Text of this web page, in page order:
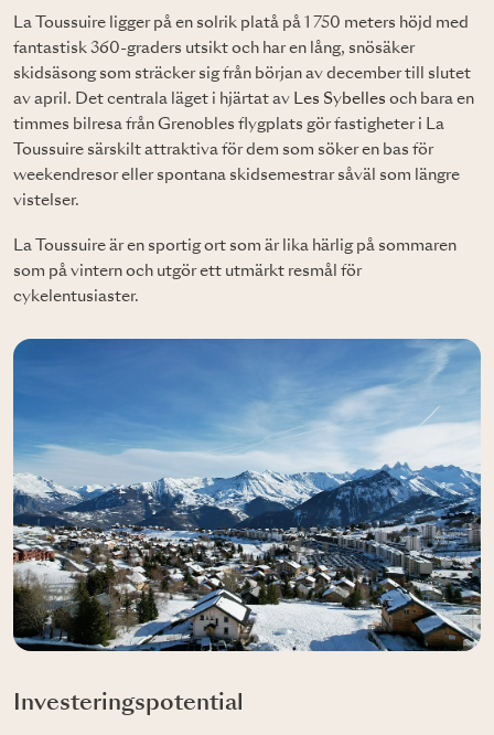
La Toussuire ligger på en solrik platå på 1 750 meters höjd med
fantastisk 360-graders utsikt och har en lång, snösäker
skidsäsong som sträcker sig från början av december till slutet
av april. Det centrala läget i hjärtat av Les Sybelles och bara en
timmes bilresa från Grenobles flygplats gör fastigheter i La
Toussuire särskilt attraktiva för dem som söker en bas för
weekendresor eller spontana skidsemestrar såväl som längre
vistelser.
La Toussuire är en sportig ort som är lika härlig på sommaren
som på vintern och utgör ett utmärkt resmål för
cykelentusiaster.
Investeringspotential